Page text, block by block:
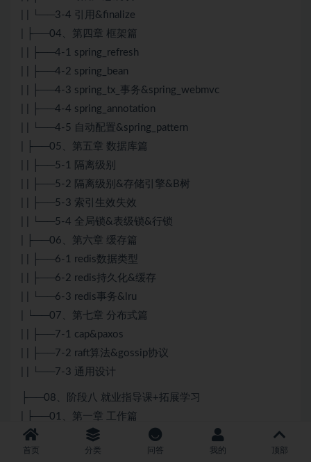
| | └──3-4 引用&finalize
| ├──04、第四章 框架篇
| | ├──4-1 spring_refresh
| | ├──4-2 spring_bean
| | ├──4-3 spring_tx_事务&spring_webmvc
| | ├──4-4 spring_annotation
| | └──4-5 自动配置&spring_pattern
| ├──05、第五章 数据库篇
| | ├──5-1 隔离级别
| | ├──5-2 隔离级别&存储引擎&B树
| | ├──5-3 索引生效失效
| | └──5-4 全局锁&表级锁&行锁
| ├──06、第六章 缓存篇
| | ├──6-1 redis数据类型
| | ├──6-2 redis持久化&缓存
| | └──6-3 redis事务&lru
| └──07、第七章 分布式篇
| | ├──7-1 cap&paxos
| | ├──7-2 raft算法&gossip协议
| | └──7-3 通用设计
├──08、阶段八 就业指导课+拓展学习
| ├──01、第一章 工作篇
| | └──工作篇.mp4 120.12M
| ├──02、第二章 Java市场篇
首页 分类 问答 我的 顶部